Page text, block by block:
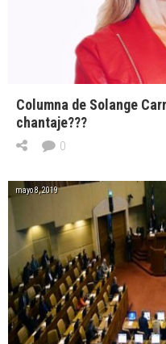
Columna de Solange
chantaje???
0
mayo 8, 2019